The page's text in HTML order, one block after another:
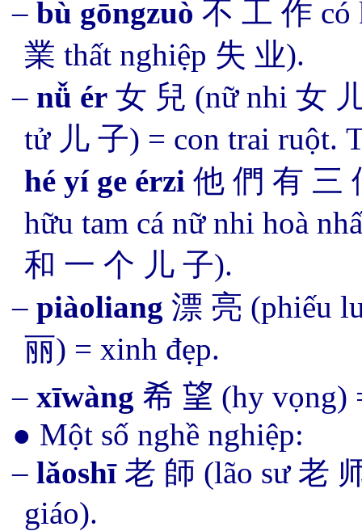
– bù gōngzuò 不 工 作 có
業 thất nghiệp 失 业).
– nǚ ér 女 兒 (nữ nhi 女
tử 儿 子) = con trai ruột.
hé yí ge érzi 他 們 有 三
hữu tam cá nữ nhi hoà
和 一 个 儿 子).
– piàoliang 漂 亮 (phiếu
丽) = xinh đẹp.
– xīwàng 希 望 (hy vọng)
● Một số nghề nghiệp:
– lǎoshī 老 師 (lão sư 老
giáo).